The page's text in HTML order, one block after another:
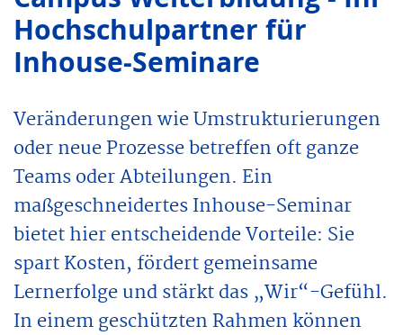
Hochschulpartner für
Inhouse-Seminare
Veränderungen wie Umstrukturierungen
oder neue Prozesse betreffen oft ganze
Teams oder Abteilungen. Ein
maßgeschneidertes Inhouse-Seminar
bietet hier entscheidende Vorteile: Sie
spart Kosten, fördert gemeinsame
Lernerfolge und stärkt das „Wir“-Gefühl.
In einem geschützten Rahmen können